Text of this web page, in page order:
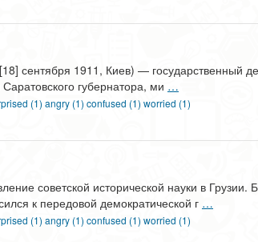
сентября 1911, Киев) — государственный
губернатора, ми …
(1) angry (1) confused (1) worried (1)
советской исторической науки в
к передовой демократической г …
(1) angry (1) confused (1) worried (1)